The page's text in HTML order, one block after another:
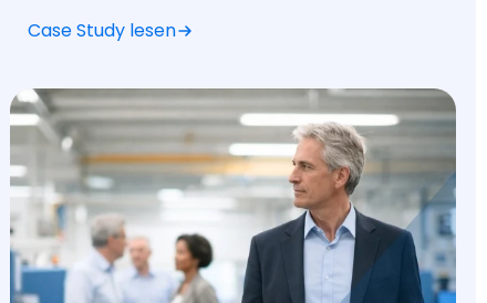
Case Study lesen